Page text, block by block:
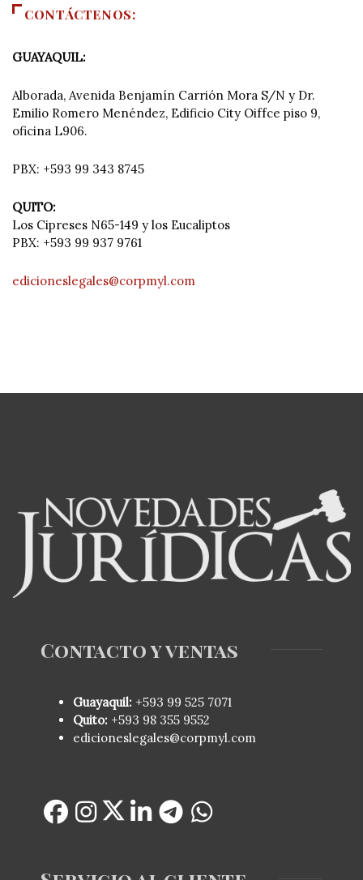
CONTÁCTENOS:
GUAYAQUIL:
Alborada, Avenida Benjamín Carrión Mora S/N y Dr.
Emilio Romero Menéndez, Edificio City Oiffce piso 9,
oficina L906.
PBX: +593 99 343 8745
QUITO:
Los Cipreses N65-149 y los Eucaliptos
PBX: +593 99 937 9761
edicioneslegales@corpmyl.com
Contacto y ventas
Guayaquil: +593 99 525 7071
Quito: +593 98 355 9552
edicioneslegales@corpmyl.com